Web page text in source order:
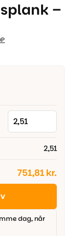
–
2,51
751,81 kr.
dag, når